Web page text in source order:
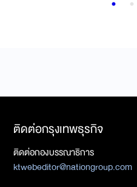
ติดต่อกรุงเทพธุรกิจ
ติดต่อกองบรรณาธิการ
ktwebeditor@nationgroup.com